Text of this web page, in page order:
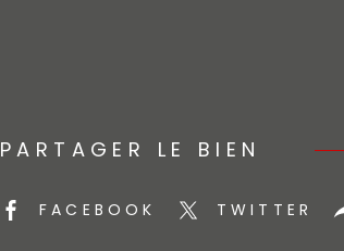
PARTAGER LE BIEN
FACEBOOK TWITTER